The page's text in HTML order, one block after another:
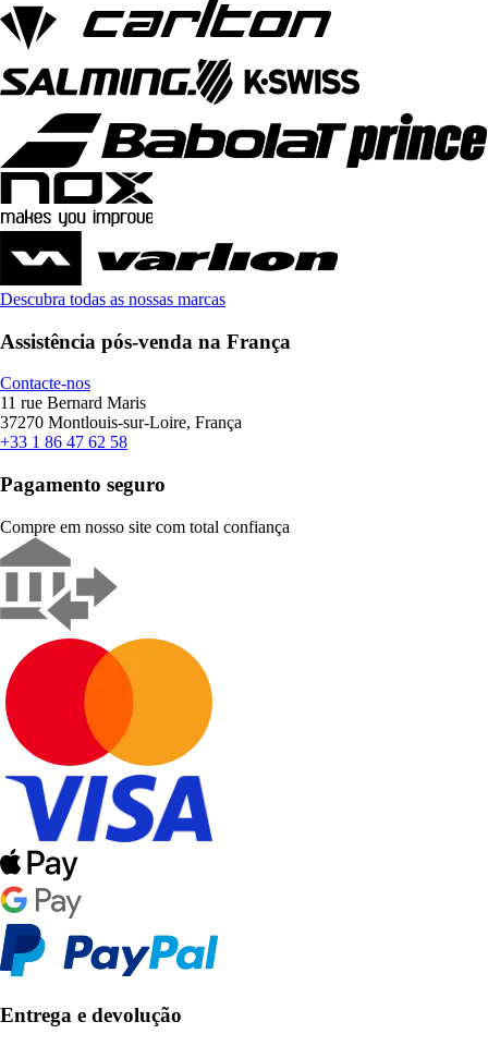
Descubra todas as nossas marcas
Assistência pós-venda na França
Contacte-nos
11 rue Bernard Maris
37270 Montlouis-sur-Loire, França
+33 1 86 47 62 58
Pagamento seguro
Compre em nosso site com total confiança
Entrega e devolução